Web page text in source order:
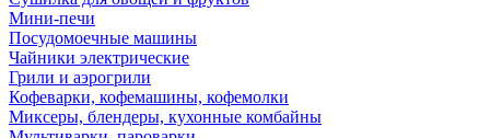
Мини-печи
Посудомоечные машины
Чайники электрические
Грили и аэрогрили
Кофеварки, кофемашины, кофемолки
Миксеры, блендеры, кухонные комбайны